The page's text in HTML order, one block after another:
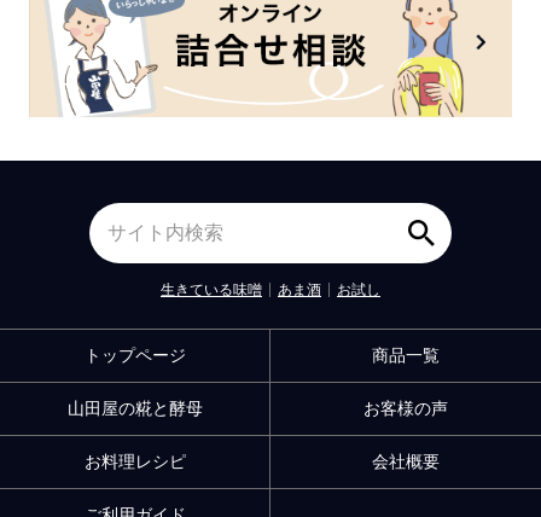
生きている味噌 あま酒 お試し
トップページ 商品一覧
山田屋の糀と酵母 お客様の声
お料理レシピ 会社概要